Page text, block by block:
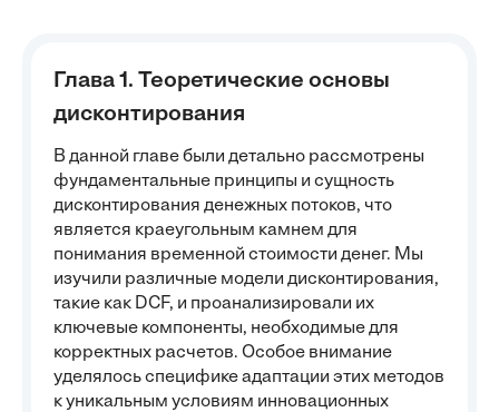
Глава 1. Теоретические основы
дисконтирования
В данной главе были детально рассмотрены
фундаментальные принципы и сущность
дисконтирования денежных потоков, что
является краеугольным камнем для
понимания временной стоимости денег. Мы
изучили различные модели дисконтирования,
такие как DCF, и проанализировали их
ключевые компоненты, необходимые для
корректных расчетов. Особое внимание
уделялось специфике адаптации этих методов
к уникальным условиям инновационных